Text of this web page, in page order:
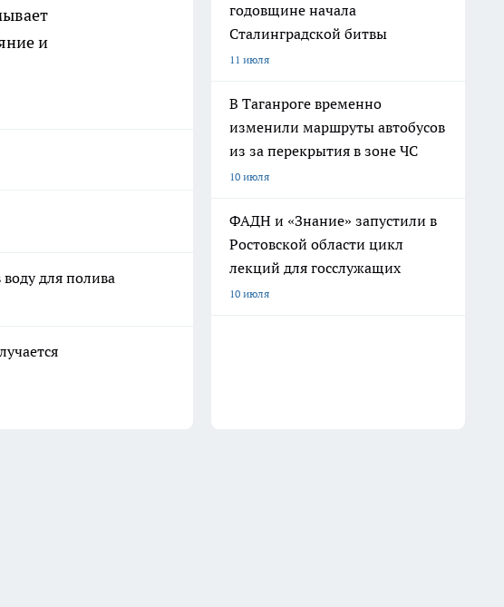
и
для полива
годовщине начала
Сталинградской битвы
11 июля
В Таганроге временно
изменили маршруты автобусов
из за перекрытия в зоне ЧС
10 июля
ФАДН и «Знание» запустили в
Ростовской области цикл
лекций для госслужащих
10 июля